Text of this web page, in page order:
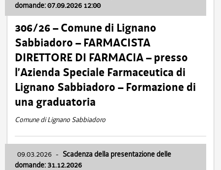
domande: 07.09.2026 12:00
306/26 – Comune di Lignano
Sabbiadoro – FARMACISTA
DIRETTORE DI FARMACIA – presso
l’Azienda Speciale Farmaceutica di
Lignano Sabbiadoro – Formazione di
una graduatoria
Comune di Lignano Sabbiadoro
09.03.2026 - Scadenza della presentazione delle
domande: 31.12.2026